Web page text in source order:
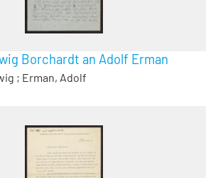
Borchardt an Adolf Erman
; Erman, Adolf